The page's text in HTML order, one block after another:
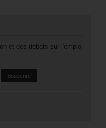
et des débats sur l'emploi